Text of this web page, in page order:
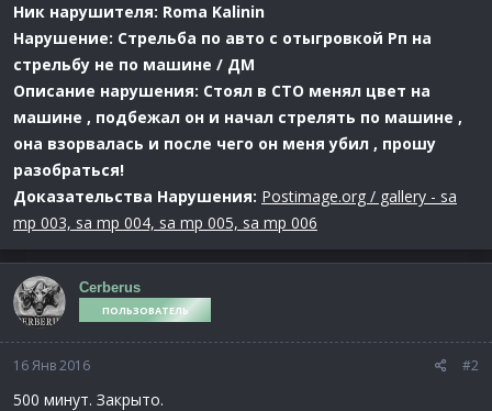
Ник нарушителя: Roma Kalinin
Нарушение: Стрельба по авто с отыгровкой Рп на
стрельбу не по машине / ДМ
Описание нарушения: Стоял в СТО менял цвет на
машине , подбежал он и начал стрелять по машине ,
она взорвалась и после чего он меня убил , прошу
разобраться!
Доказательства Нарушения: Postimage.org / gallery - sa
mp 003, sa mp 004, sa mp 005, sa mp 006
Cerberus
ПОЛЬЗОВАТЕЛЬ
16 Янв 2016 #2
500 минут. Закрыто.